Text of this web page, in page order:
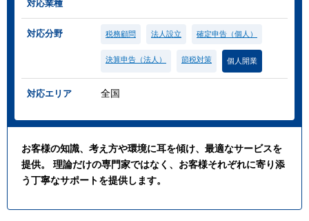
対応業種
対応分野 税務顧問 法人設立 確定申告（個人）
決算申告（法人） 節税対策 個人開業
対応エリア 全国
お客様の知識、考え方や環境に耳を傾け、最適なサービスを
提供。 理論だけの専門家ではなく、お客様それぞれに寄り添
う丁寧なサポートを提供します。